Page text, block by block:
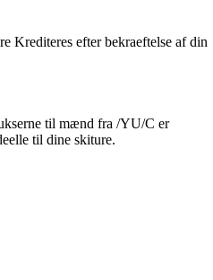
Krediteres efter bekraeftelse af din
til mænd fra /YU/C er
til dine skiture.